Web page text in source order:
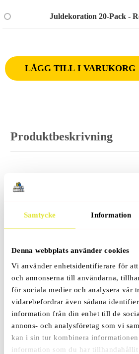
Samtycke Information
Denna webbplats använder cookies
Vi använder enhetsidentifierare för
och annonserna till användarna,
för sociala medier och analysera vår
vidarebefordrar även sådana
information från din enhet till de
annons- och analysföretag som vi
kan i sin tur kombinera informationen
information som du har
Juldekoration 20-Pack -
LÄGG TILL I VARUKORG
Produktbeskrivning
Recensioner (0)
Relaterade Produkter
Bebisbjörn Folieballong
69Kr 79Kr–